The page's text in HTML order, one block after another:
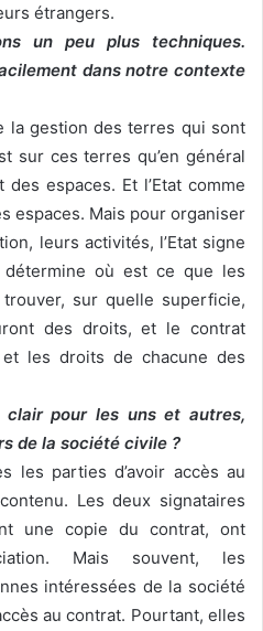
étrangers.
un peu plus techniques.
dans notre contexte
la gestion des terres qui sont
sur ces terres qu’en général
espaces. Et l’Etat comme
espaces. Mais pour organiser
leurs activités, l’Etat signe
où est ce que les
sur quelle superficie,
des droits, et le contrat
les droits de chacune des
clair pour les uns et autres,
de la société civile ?
les parties d’avoir accès au
Les deux signataires
une copie du contrat, ont
Mais souvent, les
intéressées de la société
au contrat. Pourtant, elles